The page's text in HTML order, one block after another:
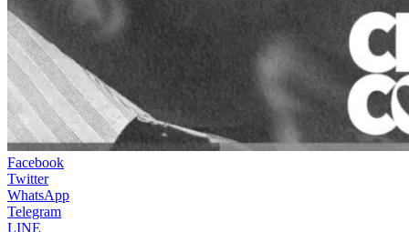
Facebook
Twitter
WhatsApp
Telegram
LINE